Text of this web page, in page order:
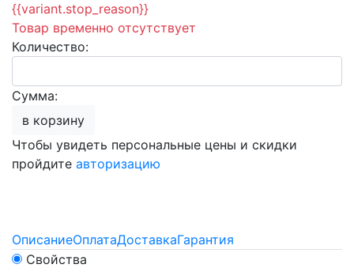
{{variant.stop_reason}}
Товар временно отсутствует
Количество:
Сумма:
в корзину
Чтобы увидеть персональные цены и скидки
пройдите авторизацию
ОписаниеОплатаДоставкаГарантия
Свойства